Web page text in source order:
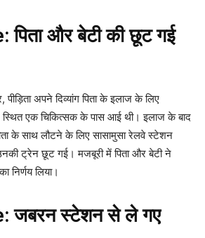
पिता और बेटी की छूट गई
पीड़िता अपने दिव्यांग पिता के इलाज के लिए
स्थित एक चिकित्सक के पास आई थी। इलाज के बाद
के साथ लौटने के लिए सासामुसा रेलवे स्टेशन
ट्रेन छूट गई। मजबूरी में पिता और बेटी ने
निर्णय लिया।
जबरन स्टेशन से ले गए